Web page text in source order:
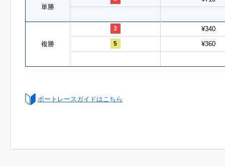
単勝
複勝
3 ¥340
5 ¥360
ボートレースガイドはこちら